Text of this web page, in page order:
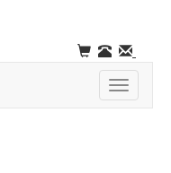
Toggle